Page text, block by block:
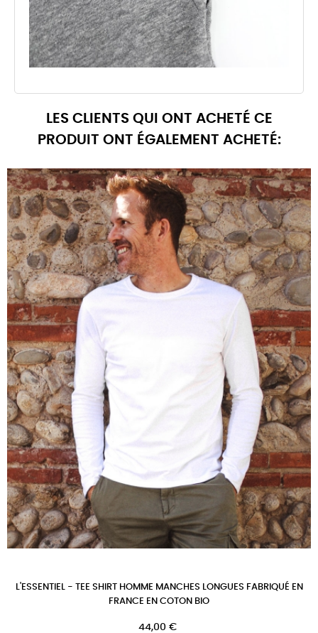
LES CLIENTS QUI ONT ACHETÉ CE
PRODUIT ONT ÉGALEMENT ACHETÉ:
L'ESSENTIEL - TEE SHIRT HOMME MANCHES LONGUES FABRIQUÉ EN
FRANCE EN COTON BIO
Prix
44,00 €